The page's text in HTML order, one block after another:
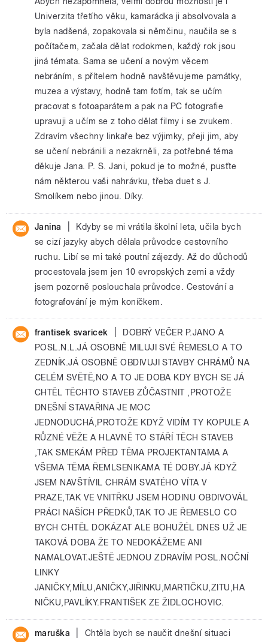
Univerzita třetího věku, kamarádka ji absolvovala a
byla nadšená, zopakovala si němčinu, naučila se s
počítačem, začala dělat rodokmen, každý rok jsou
jiná témata. Sama se učení a novým věcem
nebráním, s přítelem hodně navštěvujeme památky,
muzea a výstavy, hodně tam fotím, tak se učím
pracovat s fotoaparátem a pak na PC fotografie
upravuji a učím se z toho dělat filmy i se zvukem.
Zdravím všechny linkaře bez výjimky, přeji jim, aby
se učení nebránili a nezakrněli, za potřebné téma
děkuje Jana. P. S. Jani, pokud je to možné, pusťte
nám některou vaši nahrávku, třeba duet s J.
Smolíkem nebo jinou. Díky.
Janina
Kdyby se mi vrátila školní leta, učila bych
se cizí jazyky abych dělala průvodce cestovního
ruchu. Libí se mi také poutní zájezdy. Až do důchodů
procestovala jsem jen 10 evropských zemi a vždy
jsem pozorně poslouchala průvodce. Cestování a
fotografování je mým koníčkem.
frantisek svaricek
DOBRÝ VEČER P.JANO A
POSL.N.L.JÁ OSOBNĚ MILUJI SVÉ ŘEMESLO A TO
ZEDNÍK.JÁ OSOBNĚ OBDIVUJI STAVBY CHRÁMŮ NA
CELÉM SVĚTĚ,NO A TO JE DOBA KDY BYCH SE JÁ
CHTĚL TĚCHTO STAVEB ZŮČASTNIT ,PROTOŽE
DNEŠNÍ STAVAŘINA JE MOC
JEDNODUCHÁ,PROTOŽE KDYŽ VIDÍM TY KOPULE A
RŮZNÉ VĚŽE A HLAVNĚ TO STÁŘÍ TĚCH STAVEB
,TAK SMEKÁM PŘED TĚMA PROJEKTANTAMA A
VŠEMA TĚMA ŘEMLSENIKAMA TÉ DOBY.JÁ KDYŽ
JSEM NAVŠTÍVIL CHRÁM SVATÉHO VÍTA V
PRAZE,TAK VE VNITŘKU JSEM HODINU OBDIVOVÁL
PRÁCI NAŠÍCH PŘEDKŮ,TAK TO JE ŘEMESLO CO
BYCH CHTĚL DOKÁZAT ALE BOHUŽÉL DNES UŽ JE
TAKOVÁ DOBA ŽE TO NEDOKÁŽEME ANI
NAMALOVAT.JEŠTĚ JEDNOU ZDRAVÍM POSL.NOČNÍ
LINKY
JANIČKY,MÍLU,ANIČKY,JIŘINKU,MARTIČKU,ZITU,HA
NIČKU,PAVLÍKY.FRANTIŠEK ZE ŽIDLOCHOVIC.
maruška
Chtěla bych se naučit dnešní situaci